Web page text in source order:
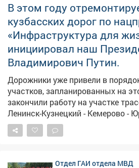
Губернатор поручил дорожникам
но качество остаётся главным
дефекты проявятся позже,
восстановить всё за свой счёт.
В этом году
кузбасских дорог по
«Инфраструктура для
инициировал наш
Владимирович Путин.
Дорожники уже привели в
участков, запланированных на
закончили работу на участке
Ленинск-Кузнецкий - Кемерово -
полностью готовы 5 из 8
из 12. Вести работу эффективно
Отдел ГАИ отдела МВД